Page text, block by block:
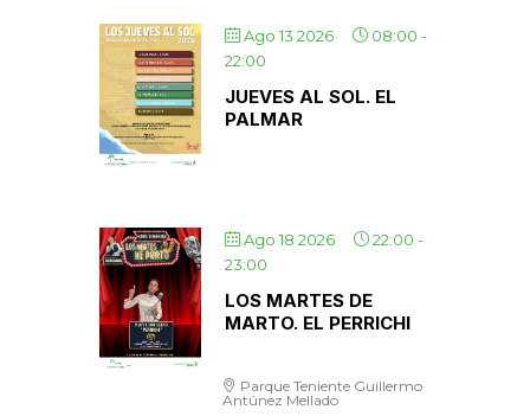
Ago 13 2026 08:00 -
22:00
JUEVES AL SOL. EL
PALMAR
Ago 18 2026 22:00 -
23:00
LOS MARTES DE
MARTO. EL PERRICHI
Parque Teniente Guillermo
Antúnez Mellado